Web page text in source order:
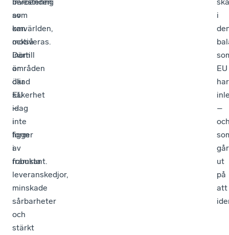
som
kan
motiveras.
Därtill
är
ökad
säkerhet
–
i
form
av
robusta
leveranskedjor,
minskade
sårbarheter
och
stärkt
av
omvärlden,
också
inom
områden
där
EU
idag
inte
ligger
i
framkant.
i
EU
har
–
går
ut
på
att